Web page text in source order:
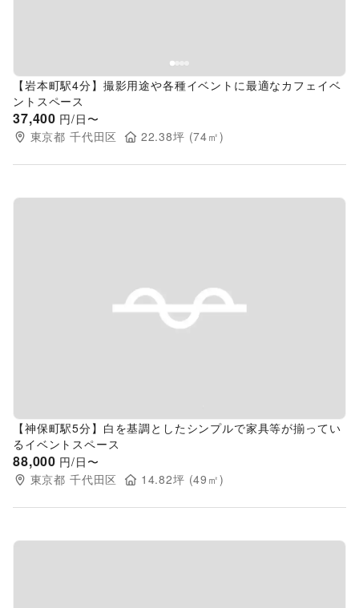
【岩本町駅4分】撮影用途や各種イベントに最適なカフェイベ
ントスペース
37,400 円/日〜
東京都 千代田区 22.38坪 (74㎡)
Previous slide
【神保町駅5分】白を基調としたシンプルで家具等が揃ってい
るイベントスペース
88,000 円/日〜
東京都 千代田区 14.82坪 (49 ㎡)